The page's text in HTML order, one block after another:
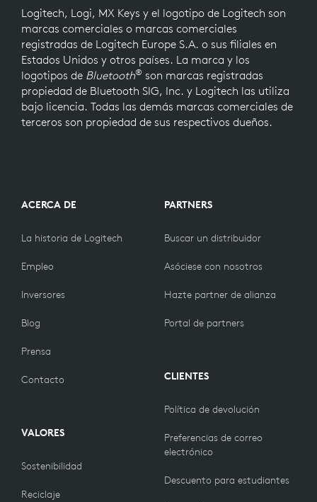
Logitech, Logi, MX Keys y el logotipo de Logitech son
marcas comerciales o marcas comerciales
registradas de Logitech Europe S.A. o sus filiales en
Estados Unidos y otros países. La marca y los
logotipos de Bluetooth® son marcas registradas
propiedad de Bluetooth SIG, Inc. y Logitech las utiliza
bajo licencia. Todas las demás marcas comerciales de
terceros son propiedad de sus respectivos dueños.
ACERCA DE
La historia de Logitech
Empleo
Inversores
Blog
Prensa
Contacto
VALORES
Sostenibilidad
Reciclaje
PARTNERS
Buscar un distribuidor
Asóciese con nosotros
Hazte partner de alianza
Portal de partners
CLIENTES
Política de devolución
Preferencias de correo
electrónico
Descuento para estudiantes